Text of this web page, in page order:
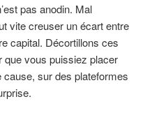
pas anodin. Mal
vite creuser un écart entre
capital. Décortillons ces
que vous puissiez placer
sur des plateformes